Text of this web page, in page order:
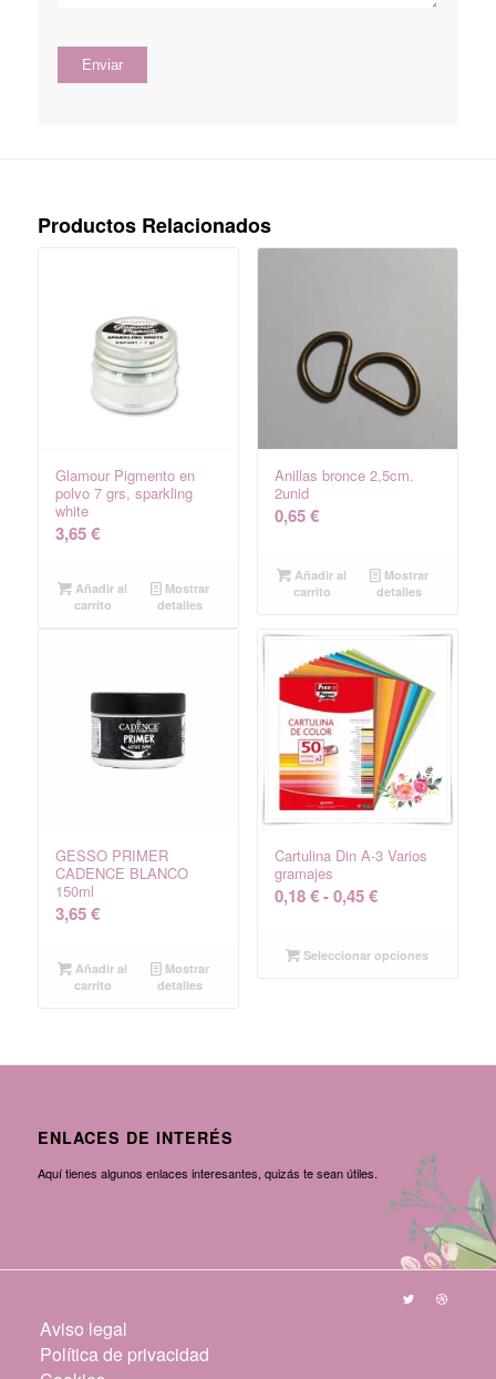
Productos Relacionados
Glamour Pigmento en
polvo 7 grs, sparkling
white
3,65€
Añadir al
carrito
Mostrar
detalles
Anillas bronce 2,5cm.
2unid
0,65€
Añadir al
carrito
Mostrar
detalles
GESSO PRIMER
CADENCE BLANCO
150ml
3,65€
Añadir al
carrito
Mostrar
detalles
Cartulina Din A-3 Varios
gramajes
0,18€ - 0,45€Rango
precios:
Seleccionar opciones
ENLACES DE INTERÉS
Aquí tienes algunos enlaces interesantes, quizás te sean útiles.
Aviso legal
Política de privacidad